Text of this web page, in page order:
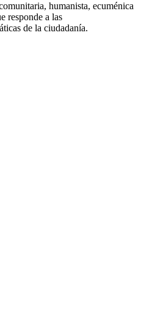
humanista, ecuménica
responde a las
de la ciudadanía.